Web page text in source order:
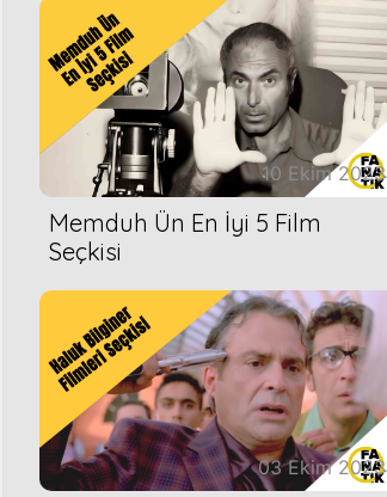
10 Ekim 2023
Memduh Ün En İyi 5 Film
Seçkisi
03 Ekim 2023